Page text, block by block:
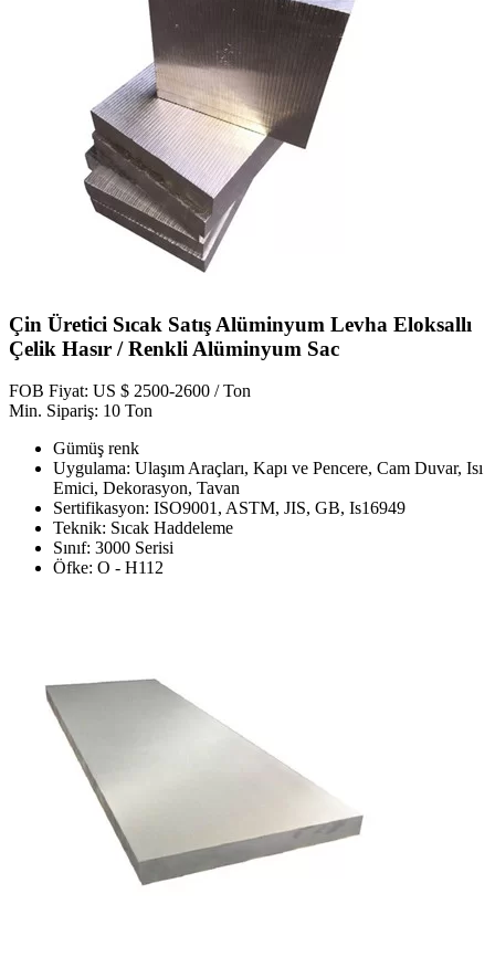
Çin Üretici Sıcak Satış Alüminyum Levha Eloksallı
Çelik Hasır / Renkli Alüminyum Sac
FOB Fiyat: US $ 2500-2600 / Ton
Min. Sipariş: 10 Ton
Gümüş renk
Uygulama: Ulaşım Araçları, Kapı ve Pencere, Cam Duvar, Isı
Emici, Dekorasyon, Tavan
Sertifikasyon: ISO9001, ASTM, JIS, GB, Is16949
Teknik: Sıcak Haddeleme
Sınıf: 3000 Serisi
Öfke: O - H112